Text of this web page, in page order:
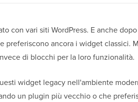
con vari siti WordPress. E anche
preferiscono ancora i widget classici.
di blocchi per la loro funzionalità.
widget legacy nell'ambiente
un plugin più vecchio o che